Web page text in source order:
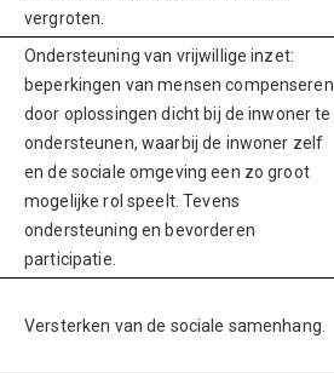
vergroten.
Ondersteuning van vrijwillige inzet:
beperkingen van mensen compenseren
door oplossingen dicht bij de inwoner te
ondersteunen, waarbij de inwoner zelf
en de sociale omgeving een zo groot
mogelijke rol speelt. Tevens
ondersteuning en bevorderen
participatie.
Versterken van de sociale samenhang.